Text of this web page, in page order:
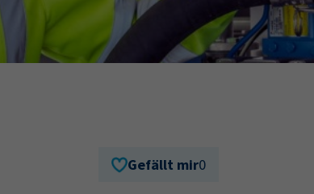
Suchen
Gefällt mir0